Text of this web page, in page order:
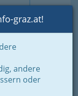
Login Toggle
graz.at!
andere
oder
Handel
und Türenhandel